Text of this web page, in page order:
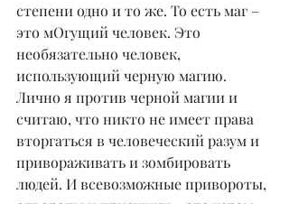
степени одно и то же. То есть маг –
это мОгущий человек. Это
необязательно человек,
использующий черную магию.
Лично я против черной магии и
считаю, что никто не имеет права
вторгаться в человеческий разум и
привораживать и зомбировать
людей. И всевозможные привороты,